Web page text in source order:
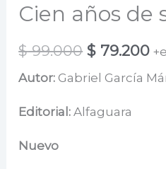
Cien años de
$99.000 El
precio
original
$ 79.200El
Autor: Gabriel García
Editorial:Alfaguara
Nuevo